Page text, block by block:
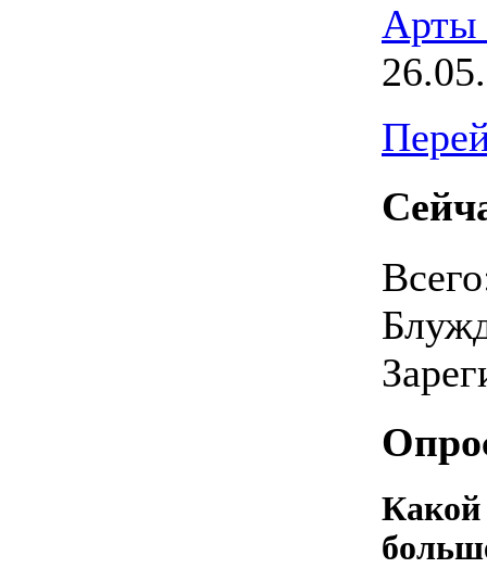
Арты
Какой